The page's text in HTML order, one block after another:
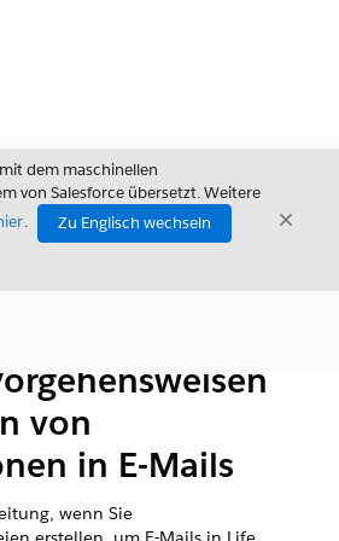
dem maschinellen
von Salesforce übersetzt. Weitere
.
Zu Englisch wechseln
von
in E-Mails
wenn Sie